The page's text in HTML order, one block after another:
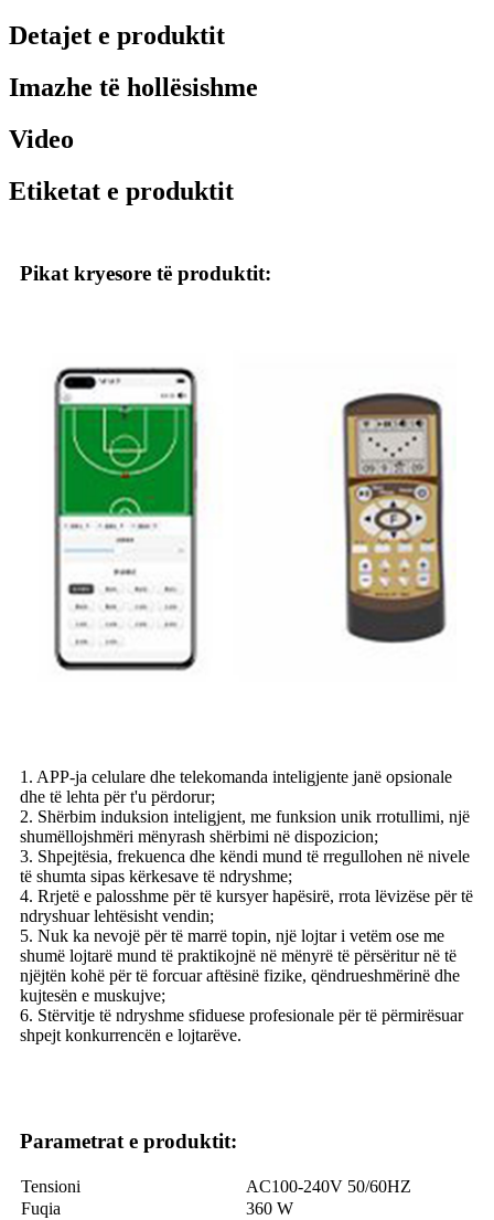
Detajet e produktit
Imazhe të hollësishme
Video
Etiketat e produktit
Pikat kryesore të produktit:
1. APP-ja celulare dhe telekomanda inteligjente janë opsionale
dhe të lehta për t'u përdorur;
2. Shërbim induksion inteligjent, me funksion unik rrotullimi, një
shumëllojshmëri mënyrash shërbimi në dispozicion;
3. Shpejtësia, frekuenca dhe këndi mund të rregullohen në nivele
të shumta sipas kërkesave të ndryshme;
4. Rrjetë e palosshme për të kursyer hapësirë, rrota lëvizëse për të
ndryshuar lehtësisht vendin;
5. Nuk ka nevojë për të marrë topin, një lojtar i vetëm ose me
shumë lojtarë mund të praktikojnë në mënyrë të përsëritur në të
njëjtën kohë për të forcuar aftësinë fizike, qëndrueshmërinë dhe
kujtesën e muskujve;
6. Stërvitje të ndryshme sfiduese profesionale për të përmirësuar
shpejt konkurrencën e lojtarëve.
Parametrat e produktit:
Tensioni
AC100-240V 50/60HZ
Fuqia
360 W